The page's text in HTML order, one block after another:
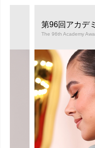
第96回アカデ
The 96th Academy